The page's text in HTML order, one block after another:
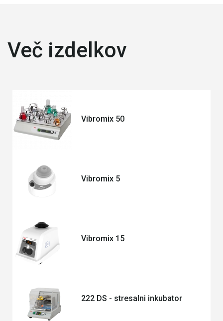
Več izdelkov
Vibromix 50
Vibromix 5
Vibromix 15
222 DS - stresalni inkubator